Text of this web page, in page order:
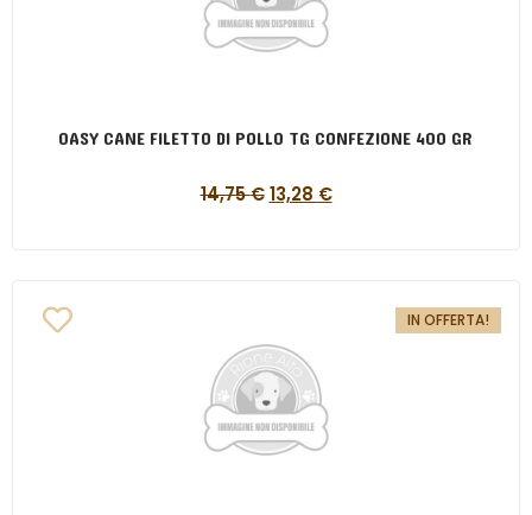
OASY CANE FILETTO DI POLLO TG CONFEZIONE 400 GR
14,75€ 13,28 €
IN OFFERTA!